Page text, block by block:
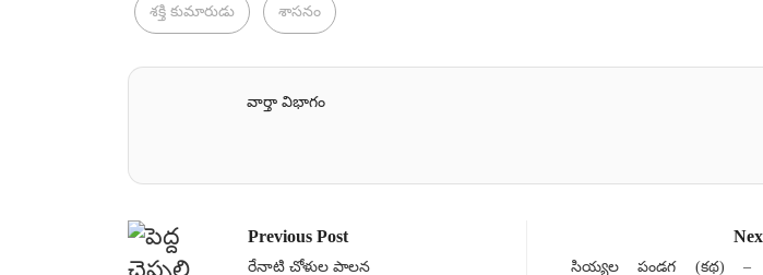
శక్తి కుమారుడు శాసనం
వార్తా విభాగం
Previous Post
రేనాటి చోళుల పాలన సియ్యల పండగ (కథ) –